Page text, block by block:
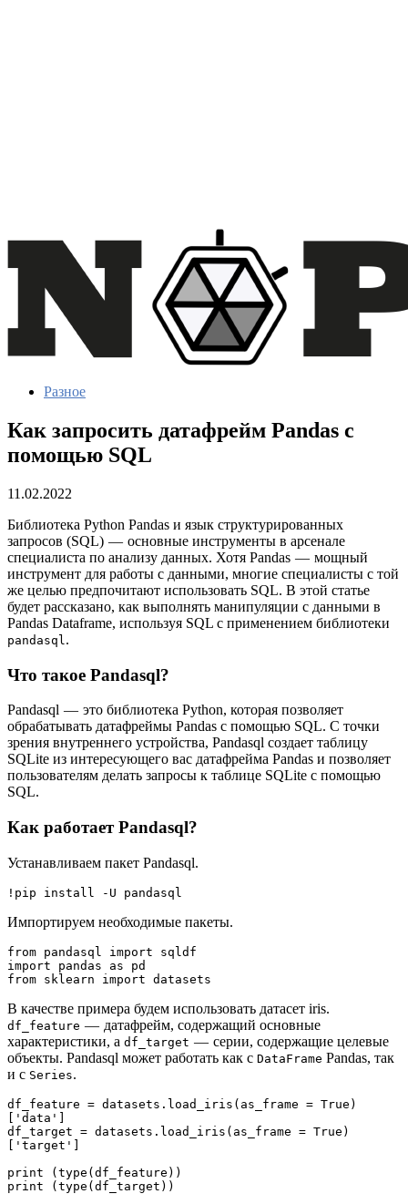
Разное
Как запросить датафрейм Pandas с
помощью SQL
11.02.2022
Библиотека Python Pandas и язык структурированных
запросов (SQL) — основные инструменты в арсенале
специалиста по анализу данных. Хотя Pandas — мощный
инструмент для работы с данными, многие специалисты с той
же целью предпочитают использовать SQL. В этой статье
будет рассказано, как выполнять манипуляции с данными в
Pandas Dataframe, используя SQL с применением библиотеки
pandasql .
Что такое Pandasql?
Pandasql — это библиотека Python, которая позволяет
обрабатывать датафреймы Pandas с помощью SQL. С точки
зрения внутреннего устройства, Pandasql создает таблицу
SQLite из интересующего вас датафрейма Pandas и позволяет
пользователям делать запросы к таблице SQLite с помощью
SQL.
Как работает Pandasql?
Устанавливаем пакет Pandasql.
!pip install -U pandasql
Импортируем необходимые пакеты.
from pandasql import sqldf
import pandas as pd
from sklearn import datasets
В качестве примера будем использовать датасет iris.
df_feature — датафрейм, содержащий основные
характеристики, а df_target — серии, содержащие целевые
объекты. Pandasql может работать как с DataFrame Pandas, так
и с Series.
df_feature = datasets.load_iris(as_frame = True)
['data']
df_target = datasets.load_iris(as_frame = True)
['target']
print (type(df_feature))
print (type(df_target))